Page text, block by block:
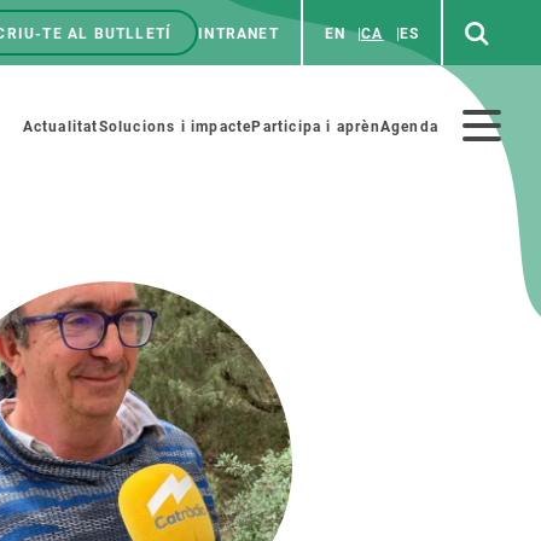
TE AL BUTLLETÍ INTRANET EN CA ES
Menú
ActualitatSolucions i impacteParticipa i aprènAgenda
i art
ciència amb nosaltres
educatius
NOTÍCIES I AGENDA
Agenda
Esdeveniments anteriors
Actualitat
Notícies